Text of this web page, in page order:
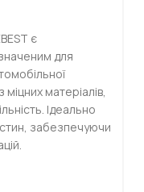
є
для
матеріалів,
Ідеально
забезпечуючи